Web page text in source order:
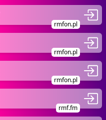
rmfon.pl
rmfon.pl
rmfon.pl
rmf.fm